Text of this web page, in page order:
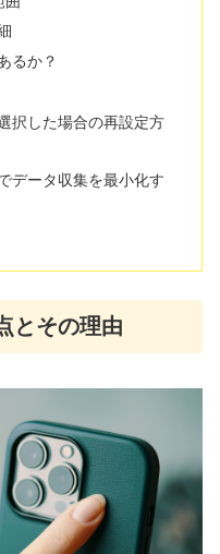
るか？
択した場合の再設定方
データ収集を最小化す
とその理由